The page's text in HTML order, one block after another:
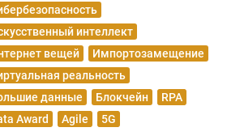
интеллект
вещей
Импортозамещение
реальность
данные
Блокчейн
RPA
Award
Agile 5G